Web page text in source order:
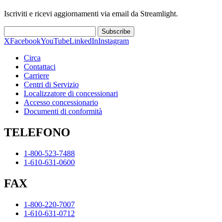
Iscriviti e ricevi aggiornamenti via email da Streamlight.
Subscribe
XFacebookYouTubeLinkedInInstagram
Circa
Contattaci
Carriere
Centri di Servizio
Localizzatore di concessionari
Accesso concessionario
Documenti di conformità
TELEFONO
1-800-523-7488
1-610-631-0600
FAX
1-800-220-7007
1-610-631-0712